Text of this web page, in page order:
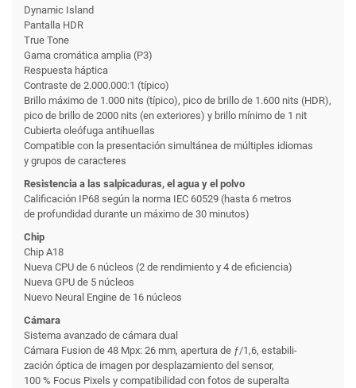
Dynamic Island
Pantalla HDR
True Tone
Gama cromática amplia (P3)
Respuesta háptica
Contraste de 2.000.000:1 (típico)
Brillo máximo de 1.000 nits (típico), pico de brillo de 1.600 nits (HDR),
pico de brillo de 2000 nits (en exteriores) y brillo mínimo de 1 nit
Cubierta oleófuga antihuellas
Compatible con la presentación simultánea de múltiples idiomas
y grupos de caracteres
Resistencia a las salpicaduras, el agua y el polvo
Calificación IP68 según la norma IEC 60529 (hasta 6 metros
de profundidad durante un máximo de 30 minutos)
Chip
Chip A18
Nueva CPU de 6 núcleos (2 de rendi­miento y 4 de eficiencia)
Nueva GPU de 5 núcleos
Nuevo Neural Engine de 16 núcleos
Cámara
Sistema avanzado de cámara dual
Cámara Fusion de 48 Mpx: 26 mm, apertura de ƒ/1,6, estabili­
zación óptica de imagen por desplazamiento del sensor,
100 % Focus Pixels y compati­bilidad con fotos de superalta